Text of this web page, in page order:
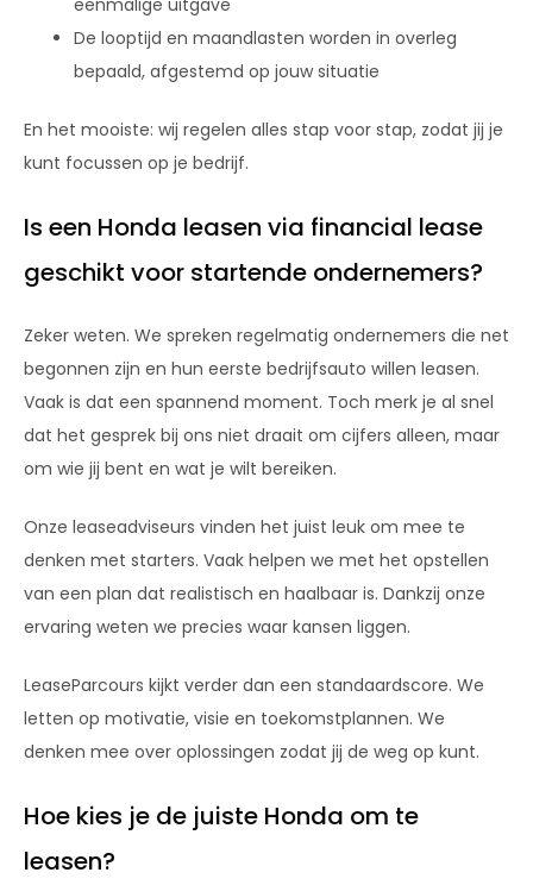
De looptijd en maandlasten worden in overleg
bepaald, afgestemd op jouw situatie
En het mooiste: wij regelen alles stap voor stap, zodat jij je
kunt focussen op je bedrijf.
Is een Honda leasen via financial lease
geschikt voor startende ondernemers?
Zeker weten. We spreken regelmatig ondernemers die net
begonnen zijn en hun eerste bedrijfsauto willen leasen.
Vaak is dat een spannend moment. Toch merk je al snel
dat het gesprek bij ons niet draait om cijfers alleen, maar
om wie jij bent en wat je wilt bereiken.
Onze leaseadviseurs vinden het juist leuk om mee te
denken met starters. Vaak helpen we met het opstellen
van een plan dat realistisch en haalbaar is. Dankzij onze
ervaring weten we precies waar kansen liggen.
LeaseParcours kijkt verder dan een standaardscore. We
letten op motivatie, visie en toekomstplannen. We
denken mee over oplossingen zodat jij de weg op kunt.
Hoe kies je de juiste Honda om te
leasen?